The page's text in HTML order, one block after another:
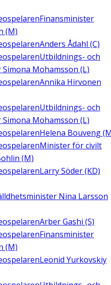
Finansminister
(M)
Anders Ådahl (C)
Utbildnings- och
Mohamsson (L)
Annika Hirvonen
Utbildnings- och
Mohamsson (L)
Helena Bouveng
Minister för civilt
(M)
Larry Söder (KD)
Nina Larsson
Arber Gashi (S)
Finansminister
(M)
Leonid Yurkovskiy